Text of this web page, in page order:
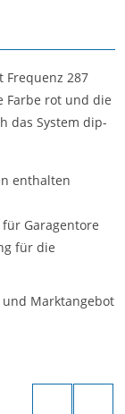
Frequenz 287
Farbe rot und die
das System dip-
Garagentore
für die
und Marktangebot